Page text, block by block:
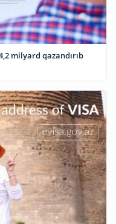
milyard qazandırıb